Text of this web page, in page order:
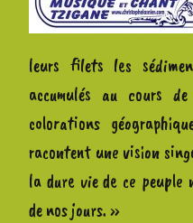
leurs filets les
accumulés au cours
colorations
racontent une vision
la dure vie de ce peuple
de nos jours. »